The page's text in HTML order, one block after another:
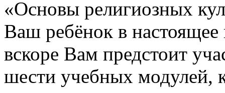
курс.
Главная цель введения
учебного курса -